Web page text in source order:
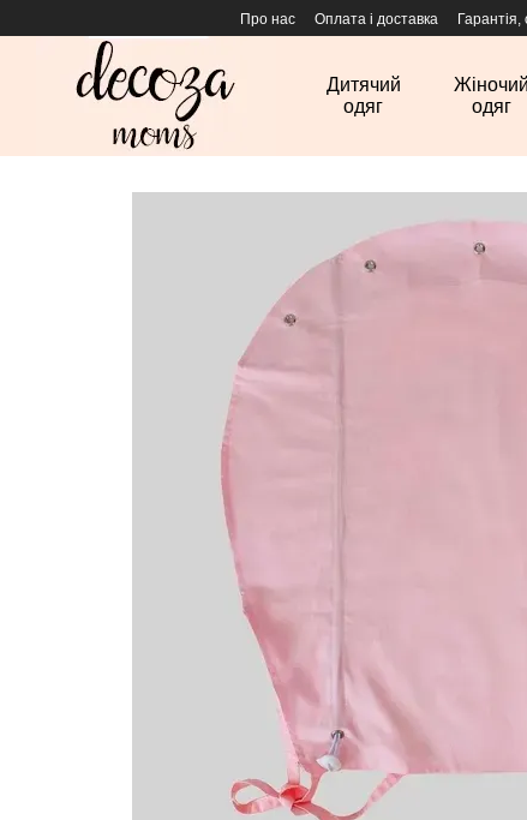
Перейти до основного контентуПро нас Оплата і доставка
Дитячий
одяг
Жіночий
одяг